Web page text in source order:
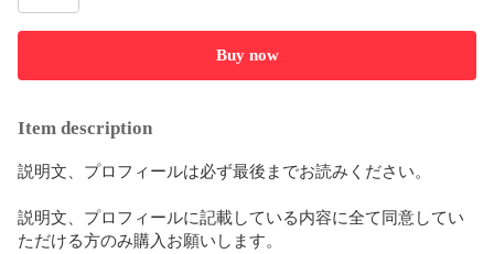
Buy now
Item description
説明文、プロフィールは必ず最後までお読みください。
説明文、プロフィールに記載している内容に全て同意してい
ただける方のみ購入お願いします。